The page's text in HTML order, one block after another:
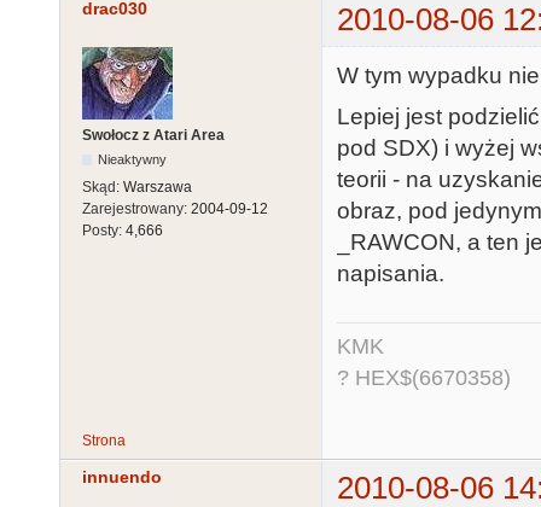
drac030 2010-08-06
Swołocz z Atari Area
Nieaktywny
Skąd: Warszawa
Zarejestrowany: 2004-09-12
Posty: 4,666
W tym wypadku
Lepiej jest
pod SDX) i wyżej
teorii - na
obraz, pod
_RAWCON, a ten
napisania.
KMK
? HEX$(6670358)
Strona
innuendo 2010-08-06